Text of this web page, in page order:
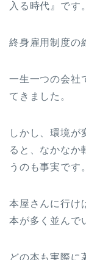
入る時代』です。
終身雇用制度の
一生一つの会社
てきました。
しかし、環境が
ると、なかなか
うのも事実です。
本屋さんに行け
本が多く並んで
どの本も実際に